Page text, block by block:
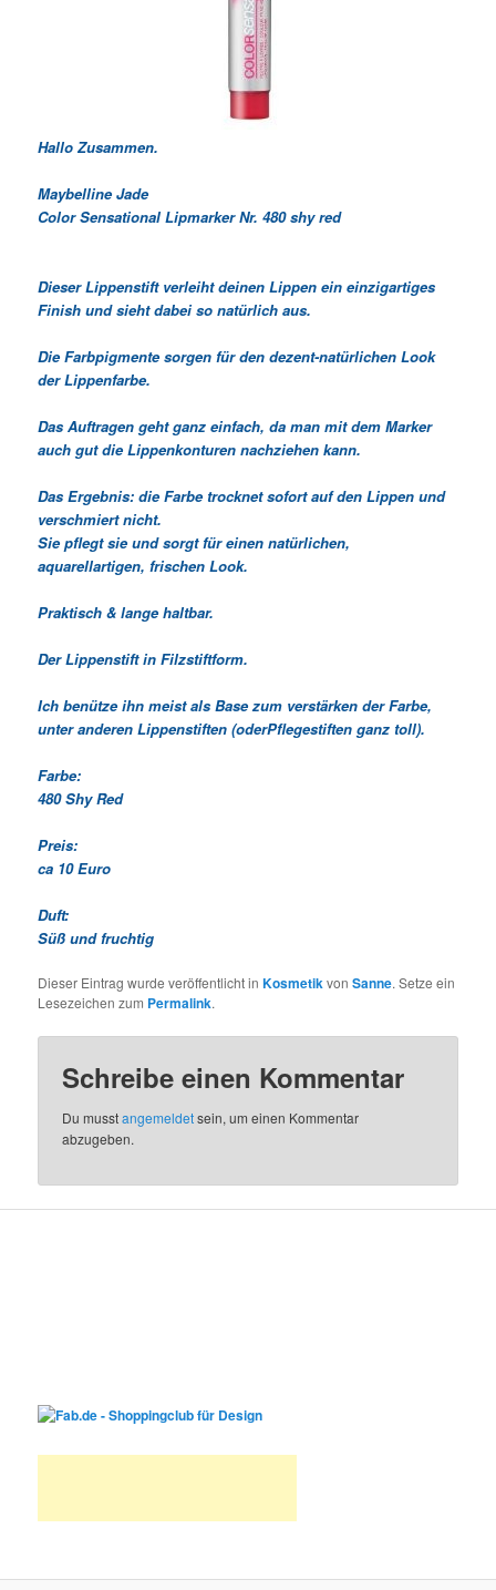
Hallo Zusammen.
Maybelline Jade
Color Sensational Lipmarker Nr. 480 shy red
Dieser Lippenstift verleiht deinen Lippen ein einzigartiges
Finish und sieht dabei so natürlich aus.
Die Farbpigmente sorgen für den dezent-natürlichen Look
der Lippenfarbe.
Das Auftragen geht ganz einfach, da man mit dem Marker
auch gut die Lippenkonturen nachziehen kann.
Das Ergebnis: die Farbe trocknet sofort auf den Lippen und
verschmiert nicht.
Sie pflegt sie und sorgt für einen natürlichen,
aquarellartigen, frischen Look.
Praktisch & lange haltbar.
Der Lippenstift in Filzstiftform.
Ich benütze ihn meist als Base zum verstärken der Farbe,
unter anderen Lippenstiften (oderPflegestiften ganz toll).
Farbe:
480 Shy Red
Preis:
ca 10 Euro
Duft:
Süß und fruchtig
Dieser Eintrag wurde veröffentlicht inKosmetikvonSanne. Setze ein
Lesezeichen zum Permalink.
Schreibe einen Kommentar
Du musstangemeldetsein, um einen Kommentar
abzugeben.